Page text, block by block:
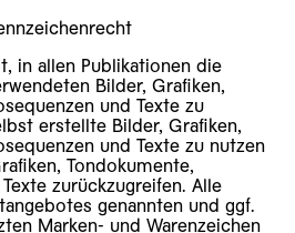
in allen Publikationen die
Bilder, Grafiken,
und Texte zu
erstellte Bilder, Grafiken,
und Texte zu nutzen
Tondokumente,
zurückzugreifen. Alle
genannten und ggf.
Marken- und Warenzeichen